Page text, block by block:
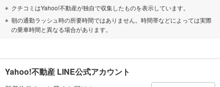
クチコミはYahoo!不動産が独自で収集したものを表示しています。
朝の通勤ラッシュ時の所要時間ではありません。時間帯などによっては実際
の乗車時間と異なる場合があります。
Yahoo!不動産 LINE公式アカウント